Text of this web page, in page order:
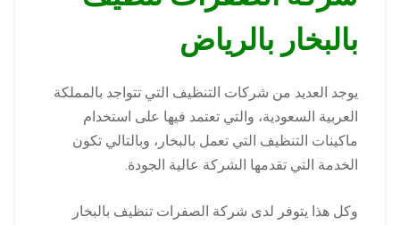
بالبخار بالرياض
يوجد العديد من شركات التنظيف التي تتواجد بالمملكة
العربية السعودية، والتي تعتمد فيها على استخدام
ماكينات التنظيف التي تعمل بالبخار، وبالتالي تكون
الخدمة التي تقدمها الشركة عالية الجودة.
وكل هذا يتوفر لدى شركة الصفرات تنظيف بالبخار